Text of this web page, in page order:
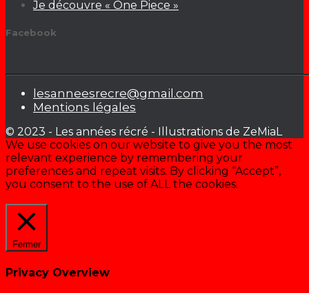
Je découvre « One Piece »
Facebook
lesanneesrecre@gmail.com
Mentions légales
© 2023 - Les années récré - Illustrations de ZeMiaL
We use cookies on our website to give you the most
relevant experience by remembering your
preferences and repeat visits. By clicking “Accept”,
you consent to the use of ALL the cookies.
Fermer
Privacy Overview